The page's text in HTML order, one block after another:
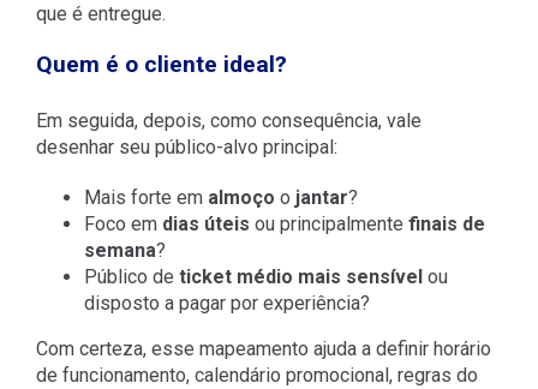
que é entregue.
Quem é o cliente ideal?
Em seguida, depois, como consequência, vale
desenhar seu público-alvo principal:
Mais forte em almoço o jantar?
Foco em dias úteis ou principalmente finais de
semana?
Público de ticket médio mais sensível ou
disposto a pagar por experiência?
Com certeza, esse mapeamento ajuda a definir horário
de funcionamento, calendário promocional, regras do